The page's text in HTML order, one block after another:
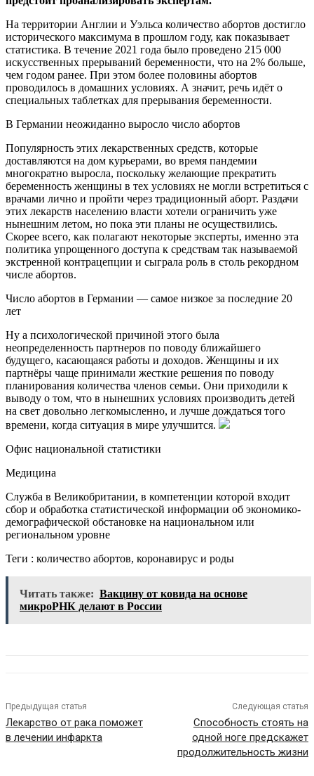
На территории Англии и Уэльса количество абортов достигло
исторического максимума в прошлом году, как показывает
статистика. В течение 2021 года было проведено 215 000
искусственных прерываний беременности, что на 2% больше,
чем годом ранее. При этом более половины абортов
проводилось в домашних условиях. А значит, речь идёт о
специальных таблетках для прерывания беременности.
В Германии неожиданно выросло число абортов
Популярность этих лекарственных средств, которые
доставляются на дом курьерами, во время пандемии
многократно выросла, поскольку желающие прекратить
беременность женщины в тех условиях не могли встретиться с
врачами лично и пройти через традиционный аборт. Раздачи
этих лекарств населению власти хотели ограничить уже
нынешним летом, но пока эти планы не осуществились.
Скорее всего, как полагают некоторые эксперты, именно эта
политика упрощенного доступа к средствам так называемой
экстренной контрацепции и сыграла роль в столь рекордном
числе абортов.
Число абортов в Германии — самое низкое за последние 20
лет
Ну а психологической причиной этого была
неопределенность партнеров по поводу ближайшего
будущего, касающаяся работы и доходов. Женщины и их
партнёры чаще принимали жесткие решения по поводу
планирования количества членов семьи. Они приходили к
выводу о том, что в нынешних условиях производить детей
на свет довольно легкомысленно, и лучше дождаться того
времени, когда ситуация в мире улучшится.
Офис национальной статистики
Медицина
Служба в Великобритании, в компетенции которой входит
сбор и обработка статистической информации об экономико-
демографической обстановке на национальном или
региональном уровне
Теги : количество абортов, коронавирус и роды
Читать также: Вакцину от ковида на основе
микроРНК делают в России
Предыдущая статья
Лекарство от рака поможет
в лечении инфаркта
Следующая статья
Способность стоять на
одной ноге предскажет
продолжительность жизни